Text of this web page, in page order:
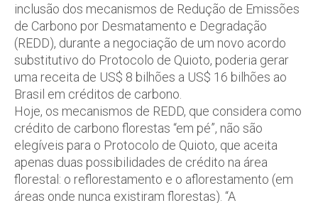
inclusão dos mecanismos de Redução de Emissões
de Carbono por Desmatamento e Degradação
(REDD), durante a negociação de um novo acordo
substitutivo do Protocolo de Quioto, poderia gerar
uma receita de US$ 8 bilhões a US$ 16 bilhões ao
Brasil em créditos de carbono.
Hoje, os mecanismos de REDD, que considera como
crédito de carbono florestas “em pé”, não são
elegíveis para o Protocolo de Quioto, que aceita
apenas duas possibilidades de crédito na área
florestal: o reflorestamento e o aflorestamento (em
áreas onde nunca existiram florestas). “A